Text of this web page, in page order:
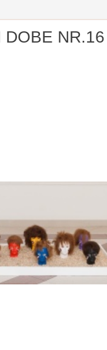
DOBE NR.16